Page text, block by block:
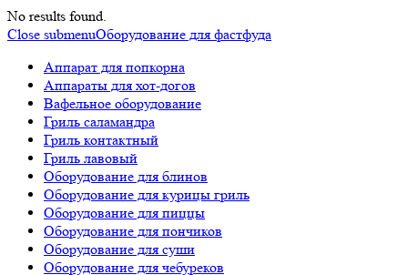
No results found.
Close submenuОборудование для фастфуда
Аппарат для попкорна
Аппараты для хот-догов
Вафельное оборудование
Гриль саламандра
Гриль контактный
Гриль лавовый
Оборудование для блинов
Оборудование для курицы гриль
Оборудование для пиццы
Оборудование для пончиков
Оборудование для суши
Оборудование для чебуреков